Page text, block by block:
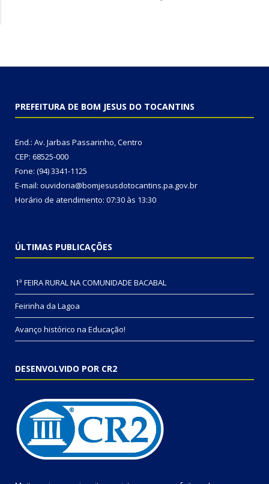
PREFEITURA DE BOM JESUS DO TOCANTINS
End.: Av. Jarbas Passarinho, Centro
CEP: 68525-000
Fone: (94) 3341-1125
E-mail: ouvidoria@bomjesusdotocantins.pa.gov.br
Horário de atendimento: 07:30 às 13:30
ÚLTIMAS PUBLICAÇÕES
1ª FEIRA RURAL NA COMUNIDADE BACABAL
Feirinha da Lagoa
Avanço histórico na Educação!
DESENVOLVIDO POR CR2